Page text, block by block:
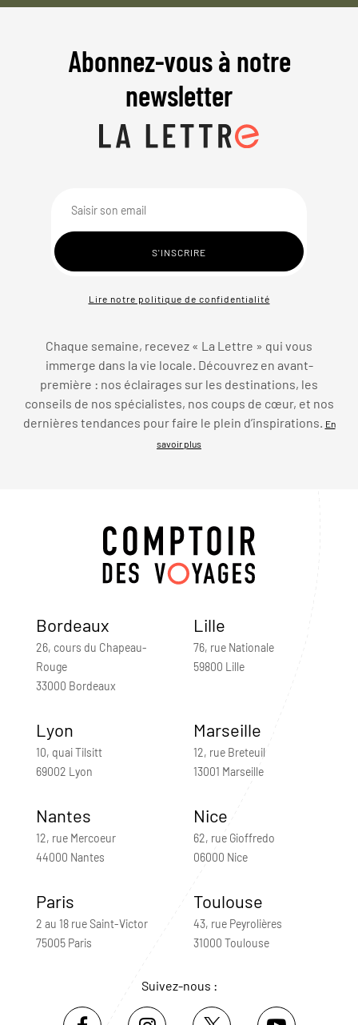
Abonnez-vous à notre
newsletter
Lire notre politique de confidentialité
Chaque semaine, recevez « La Lettre » qui vous
immerge dans la vie locale. Découvrez en avant-
première : nos éclairages sur les destinations, les
conseils de nos spécialistes, nos coups de cœur, et nos
dernières tendances pour faire le plein d’inspirations.
En
savoir plus
Bordeaux
26, cours du Chapeau-
Rouge
33000 Bordeaux
Lille
76, rue Nationale
59800 Lille
Lyon
10, quai Tilsitt
69002 Lyon
Marseille
12, rue Breteuil
13001 Marseille
Nantes
12, rue Mercoeur
44000 Nantes
Nice
62, rue Gioffredo
06000 Nice
Paris
2 au 18 rue Saint-Victor
75005 Paris
Toulouse
43, rue Peyrolières
31000 Toulouse
Suivez-nous :